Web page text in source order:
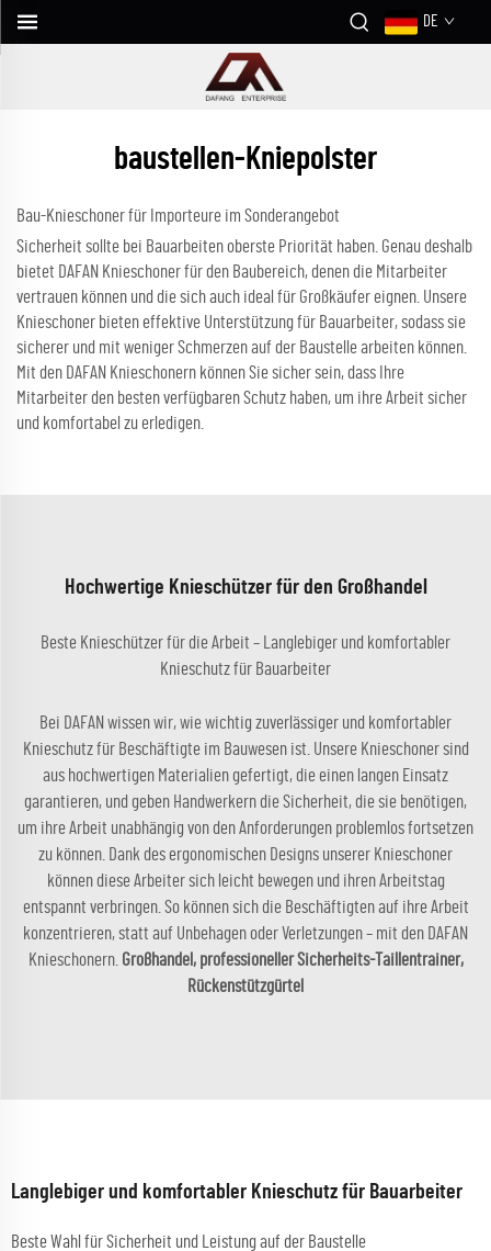
DE
baustellen-Kniepolster
Bau-Knieschoner für Importeure im Sonderangebot
Sicherheit sollte bei Bauarbeiten oberste Priorität haben. Genau deshalb
bietet DAFAN Knieschoner für den Baubereich, denen die Mitarbeiter
vertrauen können und die sich auch ideal für Großkäufer eignen. Unsere
Knieschoner bieten effektive Unterstützung für Bauarbeiter, sodass sie
sicherer und mit weniger Schmerzen auf der Baustelle arbeiten können.
Mit den DAFAN Knieschonern können Sie sicher sein, dass Ihre
Mitarbeiter den besten verfügbaren Schutz haben, um ihre Arbeit sicher
und komfortabel zu erledigen.
Hochwertige Knieschützer für den Großhandel
Beste Knieschützer für die Arbeit – Langlebiger und komfortabler
Knieschutz für Bauarbeiter
Bei DAFAN wissen wir, wie wichtig zuverlässiger und komfortabler
Knieschutz für Beschäftigte im Bauwesen ist. Unsere Knieschoner sind
aus hochwertigen Materialien gefertigt, die einen langen Einsatz
garantieren, und geben Handwerkern die Sicherheit, die sie benötigen,
um ihre Arbeit unabhängig von den Anforderungen problemlos fortsetzen
zu können. Dank des ergonomischen Designs unserer Knieschoner
können diese Arbeiter sich leicht bewegen und ihren Arbeitstag
entspannt verbringen. So können sich die Beschäftigten auf ihre Arbeit
konzentrieren, statt auf Unbehagen oder Verletzungen – mit den DAFAN
Knieschonern. Großhandel, professioneller Sicherheits-Taillentrainer,
Rückenstützgürtel
Langlebiger und komfortabler Knieschutz für Bauarbeiter
Beste Wahl für Sicherheit und Leistung auf der Baustelle